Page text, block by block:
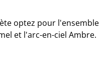
optez pour l'ensemble
et l'arc-en-ciel Ambre.